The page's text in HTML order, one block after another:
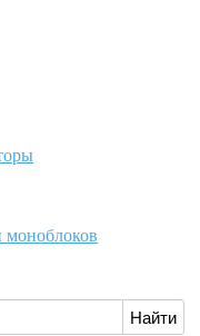
моноблоков